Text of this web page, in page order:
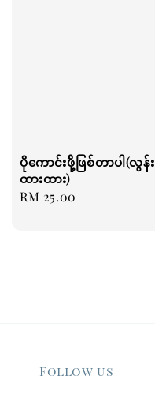
ပိုကောင်းဖို့်ဖြစ်တာပါ(လွန်း
ထားထား)
Regular
RM 25.00
Follow us